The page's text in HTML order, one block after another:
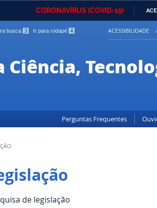
PARA
CORONAVÍRUS (COVID-19)
Ministério
Advocacia-Geral da União Banco
busca 3 Ir para rodapé 4 ACESSIBILIDADE
Perguntas Frequentes
de legislação